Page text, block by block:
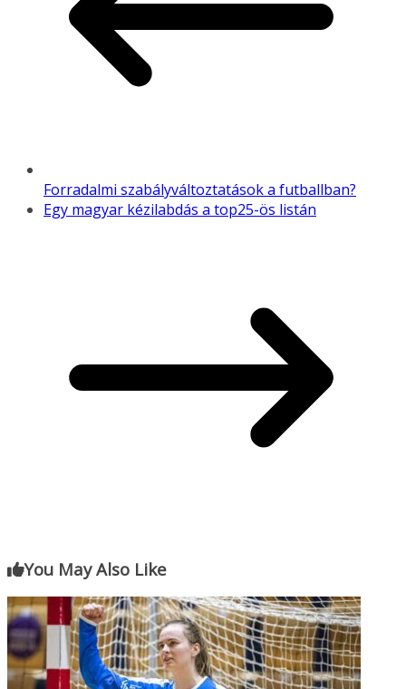
Forradalmi szabályváltoztatások a futballban?
Egy magyar kézilabdás a top25-ös listán
You May Also Like